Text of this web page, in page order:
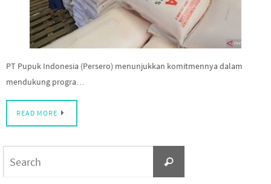
PT Pupuk Indonesia (Persero) menunjukkan komitmennya dalam
mendukung progra…
READ MORE
Search